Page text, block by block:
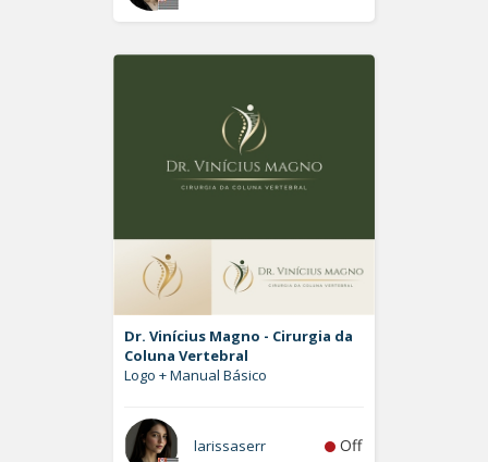
Dr. Vinícius Magno - Cirurgia da
Coluna Vertebral
Logo + Manual Básico
larissaserr Off